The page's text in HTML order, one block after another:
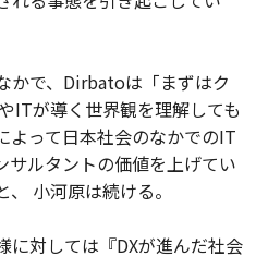
かで、Dirbatoは「まずはク
ITが導く世界観を理解しても
よって日本社会のなかでのIT
サルタントの価値を上げてい
小河原は続ける。
に対しては『DXが進んだ社会